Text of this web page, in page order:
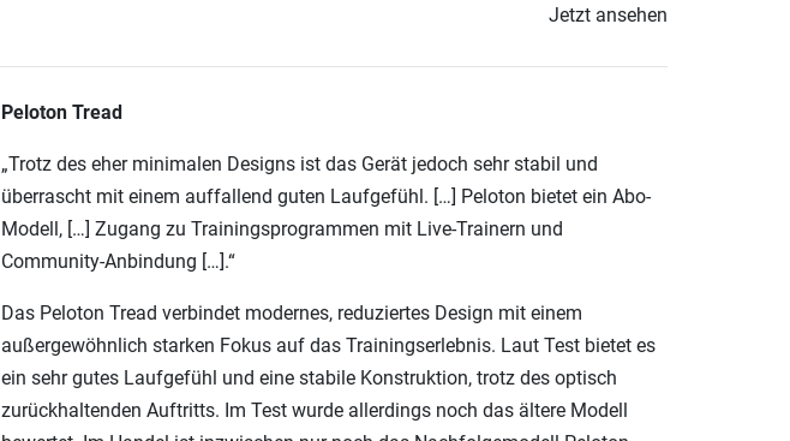
Jetzt ansehen
Peloton Tread
„Trotz des eher minimalen Designs ist das Gerät jedoch sehr stabil und
überrascht mit einem auffallend guten Laufgefühl. […] Peloton bietet ein Abo-
Modell, […] Zugang zu Trainingsprogrammen mit Live-Trainern und
Community-Anbindung […].“
Das Peloton Tread verbindet modernes, reduziertes Design mit einem
außergewöhnlich starken Fokus auf das Trainingserlebnis. Laut Test bietet es
ein sehr gutes Laufgefühl und eine stabile Konstruktion, trotz des optisch
zurückhaltenden Auftritts. Im Test wurde allerdings noch das ältere Modell